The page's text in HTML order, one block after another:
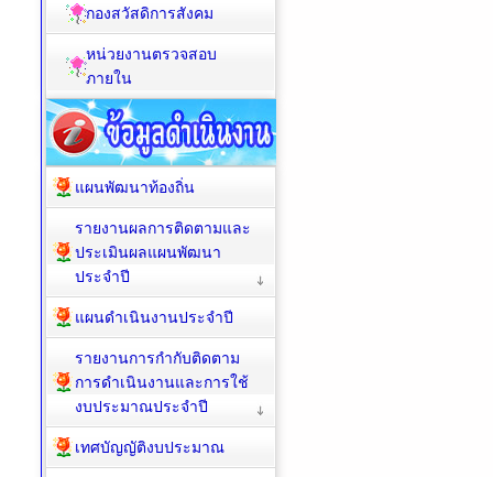
กองสวัสดิการสังคม
หน่วยงานตรวจสอบ
ภายใน
แผนพัฒนาท้องถิ่น
รายงานผลการติดตามและ
ประเมินผลแผนพัฒนา
ประจำปี
แผนดำเนินงานประจำปี
รายงานการกำกับติดตาม
การดำเนินงานและการใช้
งบประมาณประจำปี
เทศบัญญัติงบประมาณ